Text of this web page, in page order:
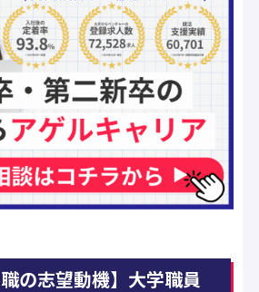
職の志望動機】大学職員